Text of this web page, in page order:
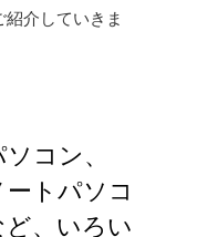
介していきま
コン、
トパソコ
ど、いろい